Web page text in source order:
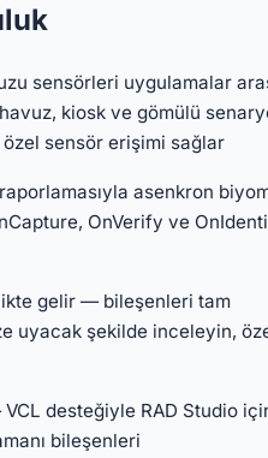
sensörleri uygulamalar
kiosk ve gömülü
özel sensör erişimi sağlar
asenkron
OnVerify ve
gelir — bileşenleri tam
uyacak şekilde inceleyin,
desteğiyle RAD Studio
bileşenleri